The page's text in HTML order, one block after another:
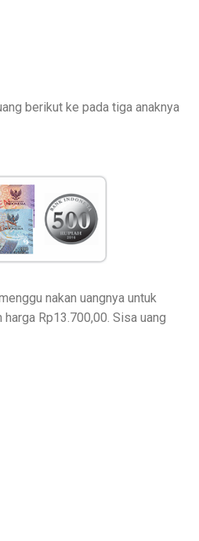
berikut ke pada tiga anaknya
nakan uangnya untuk
Rp13.700,00. Sisa uang